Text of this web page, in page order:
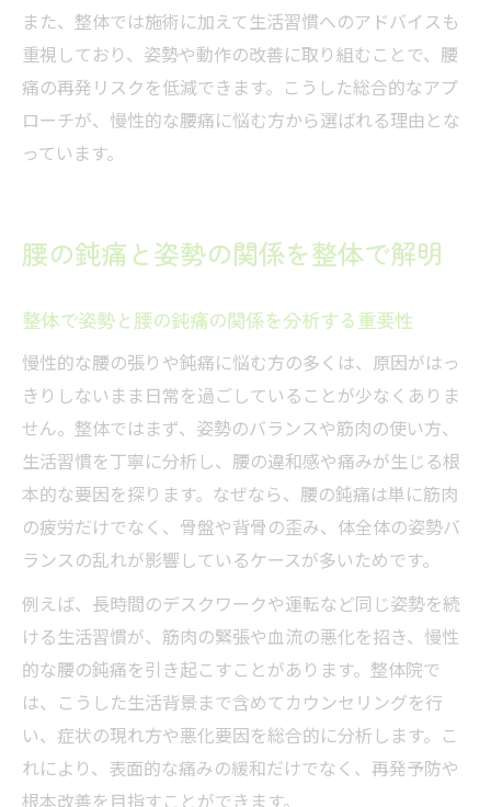
また、整体では施術に加えて生活習慣へのアドバイスも
重視しており、姿勢や動作の改善に取り組むことで、腰
痛の再発リスクを低減できます。こうした総合的なアプ
ローチが、慢性的な腰痛に悩む方から選ばれる理由とな
っています。
腰の鈍痛と姿勢の関係を整体で解明
整体で姿勢と腰の鈍痛の関係を分析する重要性
慢性的な腰の張りや鈍痛に悩む方の多くは、原因がはっ
きりしないまま日常を過ごしていることが少なくありま
せん。整体ではまず、姿勢のバランスや筋肉の使い方、
生活習慣を丁寧に分析し、腰の違和感や痛みが生じる根
本的な要因を探ります。なぜなら、腰の鈍痛は単に筋肉
の疲労だけでなく、骨盤や背骨の歪み、体全体の姿勢バ
ランスの乱れが影響しているケースが多いためです。
例えば、長時間のデスクワークや運転など同じ姿勢を続
ける生活習慣が、筋肉の緊張や血流の悪化を招き、慢性
的な腰の鈍痛を引き起こすことがあります。整体院で
は、こうした生活背景まで含めてカウンセリングを行
い、症状の現れ方や悪化要因を総合的に分析します。こ
れにより、表面的な痛みの緩和だけでなく、再発予防や
根本改善を目指すことができます。